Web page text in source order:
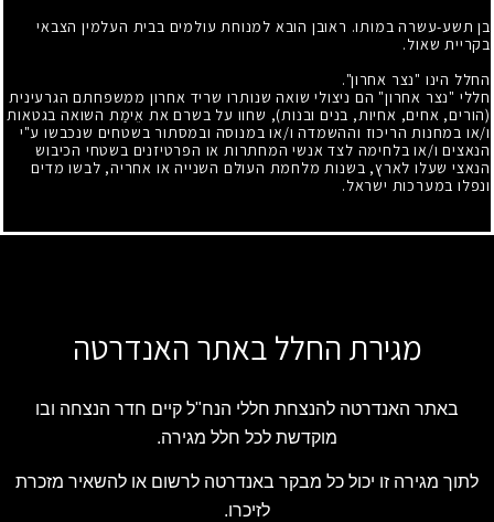
בן תשע-עשרה במותו. ראובן הובא למנוחת עולמים בבית העלמין הצבאי
בקריית שאול.
החלל הינו "נצר אחרון".
חללי "נצר אחרון" הם ניצולי שואה שנותרו שריד אחרון ממשפחתם הגרעינית
(הורים, אחים, אחיות, בנים ובנות), שחוו על בשרם את אֵימַת השואה בגטאות
ו/או במחנות הריכוז וההשמדה ו/או במנוסה ובמסתור בשטחים שנכבשו ע"י
הנאצים ו/או בלחימה לצד אנשי המחתרות או הפרטיזנים בשטחי הכיבוש
הנאצי שעלו לארץ, בשנות מלחמת העולם השנייה או אחריה, לבשו מדים
ונפלו במערכות ישראל.
מגירת החלל באתר האנדרטה
באתר האנדרטה להנצחת חללי הנח"ל קיים חדר הנצחה ובו
מוקדשת לכל חלל מגירה.
לתוך מגירה זו יכול כל מבקר באנדרטה לרשום או להשאיר מזכרת
לזיכרו.